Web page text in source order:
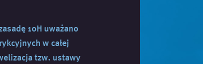
10H uważano
w całej
tzw. ustawy